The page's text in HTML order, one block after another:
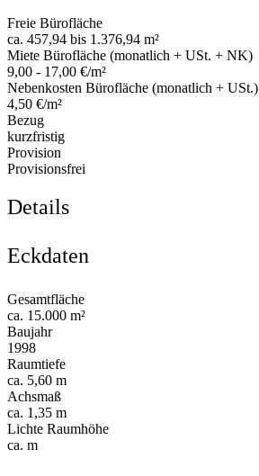
Freie Bürofläche
ca. 457,94 bis 1.376,94 m²
Miete Bürofläche (monatlich + USt. + NK)
9,00 - 17,00 €/m²
Nebenkosten Bürofläche (monatlich + USt.)
4,50 €/m²
Bezug
kurzfristig
Provision
Provisionsfrei
Details
Eckdaten
Gesamtfläche
ca. 15.000 m²
Baujahr
1998
Raumtiefe
ca. 5,60 m
Achsmaß
ca. 1,35 m
Lichte Raumhöhe
ca. m